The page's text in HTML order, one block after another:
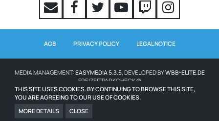
AGB PRIVACY POLICY LEGAL NOTICE
MEDIA MANAGEMENT:EASYMEDIA 5.3.5, DEVELOPED BYWBB-ELITE.DE
FREIZEITPARKCHECK ©
WAITING TIMES POWERED BY QUEUE-TIMES.COM
ICONS FROM WWW.ICONS8.COM
THIS SITE USES COOKIES. BY CONTINUING TO BROWSE THIS SITE,
YOU ARE AGREEING TO OUR USE OF COOKIES.
MORE DETAILS
CLOSE